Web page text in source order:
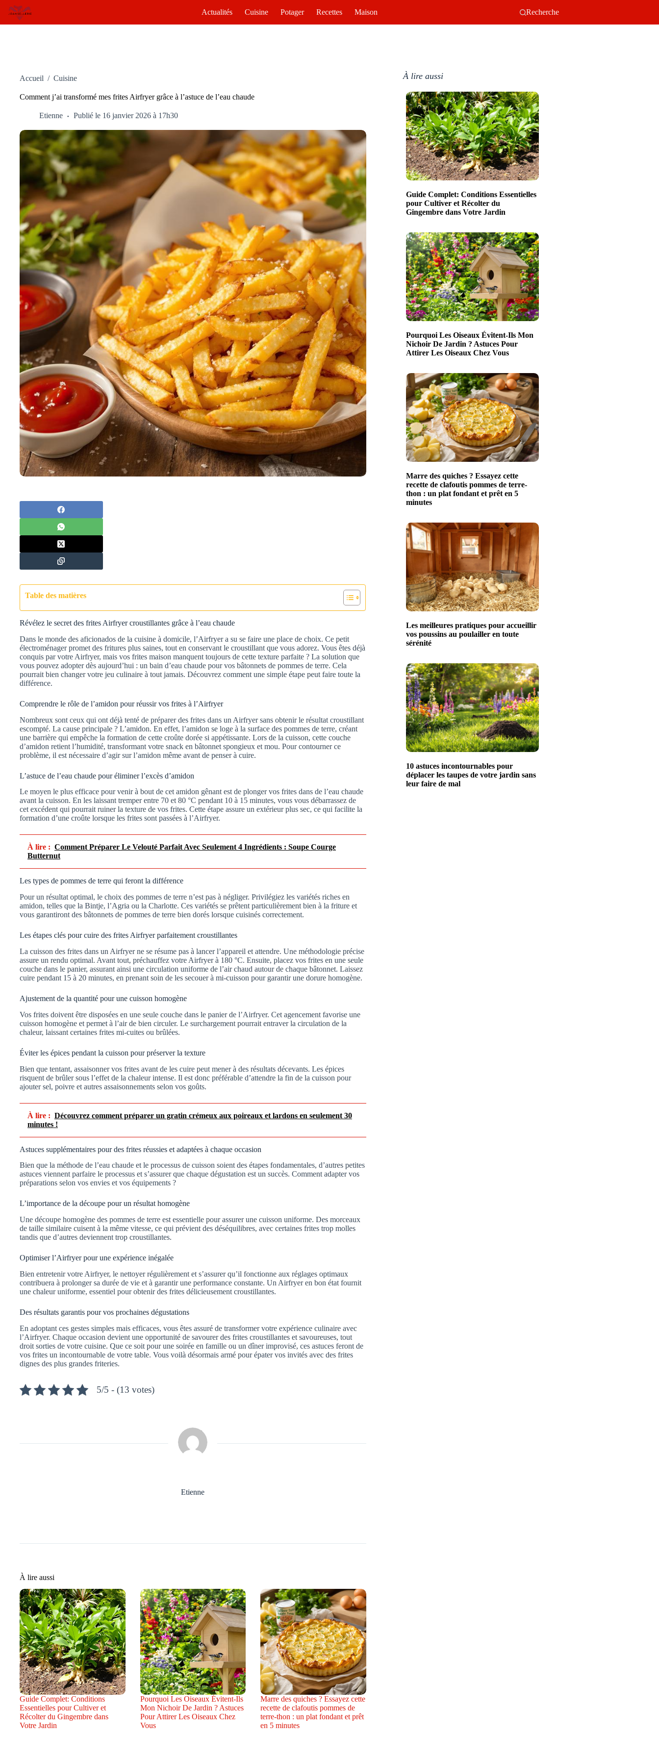
Passer
contenu
Actualités Cuisine Potager Recettes Maison Recherche
Accueil / Cuisine
Comment j’ai transformé mes frites Airfryer grâce à l’astuce de l’eau chaude
Etienne Publié le 16 janvier 2026 à 17h30
Table des matières
Révélez le secret des frites Airfryer croustillantes grâce à l’eau chaude
Dans le monde des aficionados de la cuisine à domicile, l’Airfryer a su se faire une place de choix. Ce petit
électroménager promet des fritures plus saines, tout en conservant le croustillant que vous adorez. Vous êtes déjà
conquis par votre Airfryer, mais vos frites maison manquent toujours de cette texture parfaite ? La solution que
vous pouvez adopter dès aujourd’hui : un bain d’eau chaude pour vos bâtonnets de pommes de terre. Cela
pourrait bien changer votre jeu culinaire à tout jamais. Découvrez comment une simple étape peut faire toute la
différence.
Comprendre le rôle de l’amidon pour réussir vos frites à l’Airfryer
Nombreux sont ceux qui ont déjà tenté de préparer des frites dans un Airfryer sans obtenir le résultat croustillant
escompté. La cause principale ? L’amidon. En effet, l’amidon se loge à la surface des pommes de terre, créant
une barrière qui empêche la formation de cette croûte dorée si appétissante. Lors de la cuisson, cette couche
d’amidon retient l’humidité, transformant votre snack en bâtonnet spongieux et mou. Pour contourner ce
problème, il est nécessaire d’agir sur l’amidon même avant de penser à cuire.
L’astuce de l’eau chaude pour éliminer l’excès d’amidon
Le moyen le plus efficace pour venir à bout de cet amidon gênant est de plonger vos frites dans de l’eau chaude
avant la cuisson. En les laissant tremper entre 70 et 80 °C pendant 10 à 15 minutes, vous vous débarrassez de
cet excédent qui pourrait ruiner la texture de vos frites. Cette étape assure un extérieur plus sec, ce qui facilite la
formation d’une croûte lorsque les frites sont passées à l’Airfryer.
À lire : Comment Préparer Le Velouté Parfait Avec Seulement 4 Ingrédients : Soupe Courge
Butternut
Les types de pommes de terre qui feront la différence
Pour un résultat optimal, le choix des pommes de terre n’est pas à négliger. Privilégiez les variétés riches en
amidon, telles que la Bintje, l’Agria ou la Charlotte. Ces variétés se prêtent particulièrement bien à la friture et
vous garantiront des bâtonnets de pommes de terre bien dorés lorsque cuisinés correctement.
Les étapes clés pour cuire des frites Airfryer parfaitement croustillantes
La cuisson des frites dans un Airfryer ne se résume pas à lancer l’appareil et attendre. Une méthodologie précise
assure un rendu optimal. Avant tout, préchauffez votre Airfryer à 180 °C. Ensuite, placez vos frites en une seule
couche dans le panier, assurant ainsi une circulation uniforme de l’air chaud autour de chaque bâtonnet. Laissez
cuire pendant 15 à 20 minutes, en prenant soin de les secouer à mi-cuisson pour garantir une dorure homogène.
Ajustement de la quantité pour une cuisson homogène
Vos frites doivent être disposées en une seule couche dans le panier de l’Airfryer. Cet agencement favorise une
cuisson homogène et permet à l’air de bien circuler. Le surchargement pourrait entraver la circulation de la
chaleur, laissant certaines frites mi-cuites ou brûlées.
Éviter les épices pendant la cuisson pour préserver la texture
Bien que tentant, assaisonner vos frites avant de les cuire peut mener à des résultats décevants. Les épices
risquent de brûler sous l’effet de la chaleur intense. Il est donc préférable d’attendre la fin de la cuisson pour
ajouter sel, poivre et autres assaisonnements selon vos goûts.
À lire : Découvrez comment préparer un gratin crémeux aux poireaux et lardons en seulement 30
minutes !
Astuces supplémentaires pour des frites réussies et adaptées à chaque occasion
Bien que la méthode de l’eau chaude et le processus de cuisson soient des étapes fondamentales, d’autres petites
astuces viennent parfaire le processus et s’assurer que chaque dégustation est un succès. Comment adapter vos
préparations selon vos envies et vos équipements ?
L’importance de la découpe pour un résultat homogène
Une découpe homogène des pommes de terre est essentielle pour assurer une cuisson uniforme. Des morceaux
de taille similaire cuisent à la même vitesse, ce qui prévient des déséquilibres, avec certaines frites trop molles
tandis que d’autres deviennent trop croustillantes.
Optimiser l’Airfryer pour une expérience inégalée
Bien entretenir votre Airfryer, le nettoyer régulièrement et s’assurer qu’il fonctionne aux réglages optimaux
contribuera à prolonger sa durée de vie et à garantir une performance constante. Un Airfryer en bon état fournit
une chaleur uniforme, essentiel pour obtenir des frites délicieusement croustillantes.
Des résultats garantis pour vos prochaines dégustations
En adoptant ces gestes simples mais efficaces, vous êtes assuré de transformer votre expérience culinaire avec
l’Airfryer. Chaque occasion devient une opportunité de savourer des frites croustillantes et savoureuses, tout
droit sorties de votre cuisine. Que ce soit pour une soirée en famille ou un dîner improvisé, ces astuces feront de
vos frites un incontournable de votre table. Vous voilà désormais armé pour épater vos invités avec des frites
dignes des plus grandes friteries.
5/5 - (13 votes)
Etienne
À lire aussi
Guide Complet: Conditions
Essentielles pour Cultiver et
Récolter du Gingembre dans
Votre Jardin
Pourquoi Les Oiseaux Évitent-Ils
Mon Nichoir De Jardin ? Astuces
Pour Attirer Les Oiseaux Chez
Vous
Marre des quiches ? Essayez cette
recette de clafoutis pommes de
terre-thon : un plat fondant et prêt
en 5 minutes
À lire aussi
Guide Complet: Conditions Essentielles
pour Cultiver et Récolter du
Gingembre dans Votre Jardin
Pourquoi Les Oiseaux Évitent-Ils Mon
Nichoir De Jardin ? Astuces Pour
Attirer Les Oiseaux Chez Vous
Marre des quiches ? Essayez cette
recette de clafoutis pommes de terre-
thon : un plat fondant et prêt en 5
minutes
Les meilleures pratiques pour accueillir
vos poussins au poulailler en toute
sérénité
10 astuces incontournables pour
déplacer les taupes de votre jardin sans
leur faire de mal